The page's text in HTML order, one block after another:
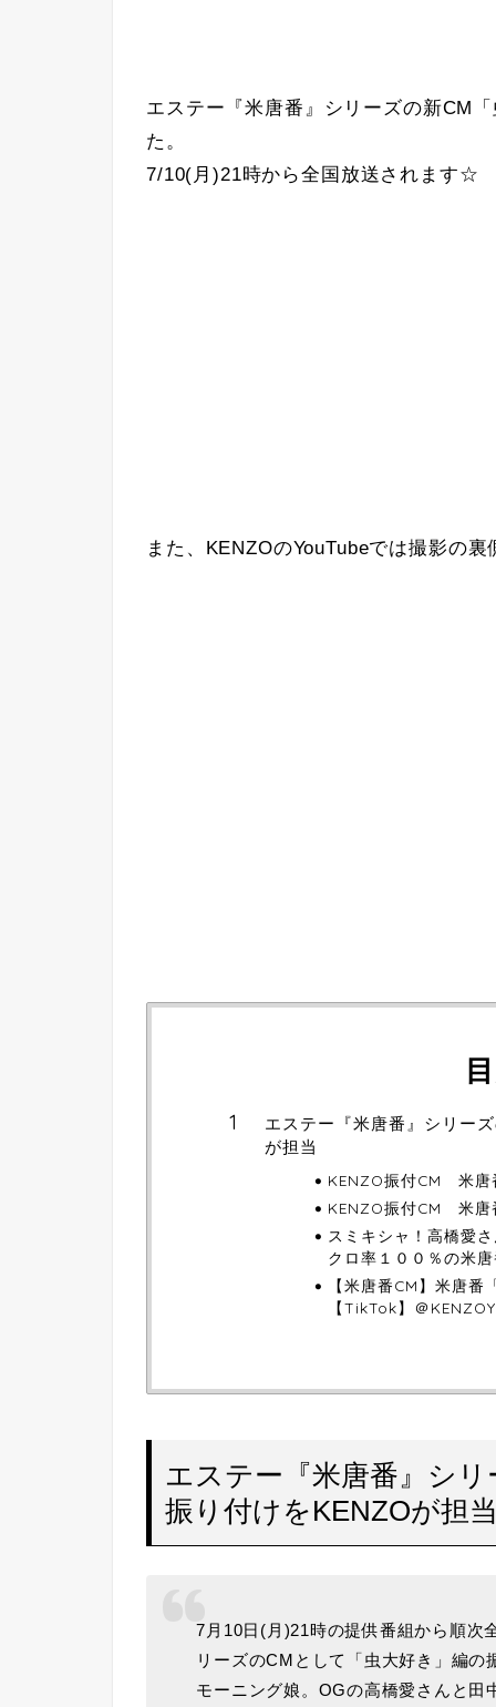
エステー『米唐番』シリーズの新CM
た。
7/10(月)21時から全国放送されます☆
また、KENZOのYouTubeでは撮影の裏
エステー『米唐番』シリー
が担当
KENZO振付CM 米
KENZO振付CM 米
スミキシャ！高橋愛
クロ率１００％の米
【米唐番CM】米唐
【TikTok】＠
エステー『米唐番』シ
振り付けをKENZOが担
7月10日(月)21時の提供番組から順次
リーズのCMとして「虫大好き」編
モーニング娘。OGの高橋愛さんと田